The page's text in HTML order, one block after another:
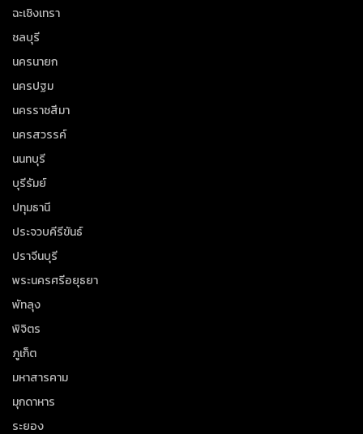
ฉะเชิงเทรา
ชลบุรี
นครนายก
นครปฐม
นครราชสีมา
นครสวรรค์
นนทบุรี
บุรีรัมย์
ปทุมธานี
ประจวบคีรีขันธ์
ปราจีนบุรี
พระนครศรีอยุธยา
พัทลุง
พิจิตร
ภูเก็ต
มหาสารคาม
มุกดาหาร
ระยอง